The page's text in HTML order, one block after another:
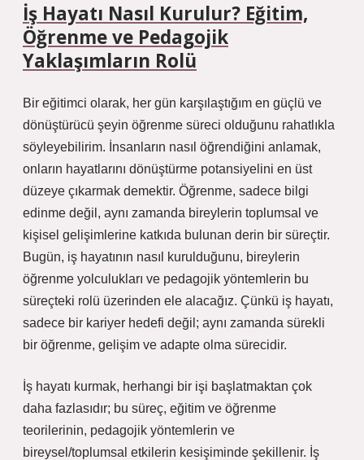
İş Hayatı Nasıl Kurulur? Eğitim,
Öğrenme ve Pedagojik
Yaklaşımların Rolü
Bir eğitimci olarak, her gün karşılaştığım en güçlü ve
dönüştürücü şeyin öğrenme süreci olduğunu rahatlıkla
söyleyebilirim. İnsanların nasıl öğrendiğini anlamak,
onların hayatlarını dönüştürme potansiyelini en üst
düzeye çıkarmak demektir. Öğrenme, sadece bilgi
edinme değil, aynı zamanda bireylerin toplumsal ve
kişisel gelişimlerine katkıda bulunan derin bir süreçtir.
Bugün, iş hayatının nasıl kurulduğunu, bireylerin
öğrenme yolculukları ve pedagojik yöntemlerin bu
süreçteki rolü üzerinden ele alacağız. Çünkü iş hayatı,
sadece bir kariyer hedefi değil; aynı zamanda sürekli
bir öğrenme, gelişim ve adapte olma sürecidir.
İş hayatı kurmak, herhangi bir işi başlatmaktan çok
daha fazlasıdır; bu süreç, eğitim ve öğrenme
teorilerinin, pedagojik yöntemlerin ve
bireysel/toplumsal etkilerin kesişiminde şekillenir. İş